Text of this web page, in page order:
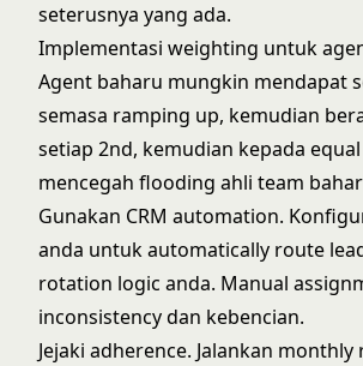
seterusnya yang ada.
Implementasi weighting untuk
Agent baharu mungkin mendapat
semasa ramping up, kemudian
setiap 2nd, kemudian kepada
mencegah flooding ahli team
Gunakan CRM automation.
anda untuk automatically route
rotation logic anda. Manual
inconsistency dan kebencian.
Jejaki adherence. Jalankan